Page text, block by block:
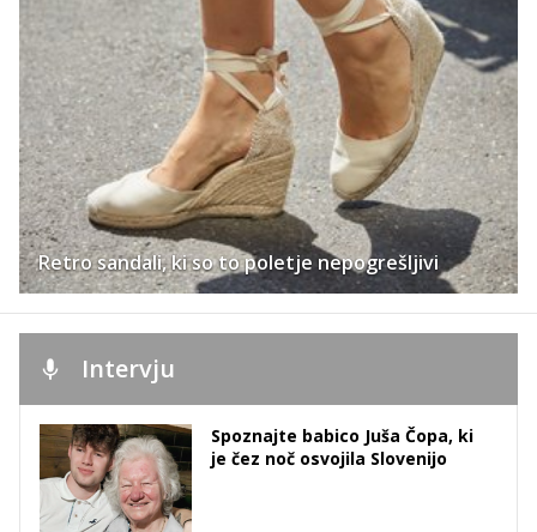
Retro sandali, ki so to poletje nepogrešljivi
Intervju
Spoznajte babico Juša Čopa, ki
je čez noč osvojila Slovenijo